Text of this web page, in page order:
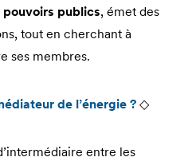
pouvoirs publics, émet des
tout en cherchant à
ses membres.
de l’énergie ?◇
entre les